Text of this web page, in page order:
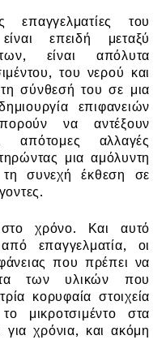
επαγγελματίες του
επειδή μεταξύ
είναι απόλυτα
του νερού και
σύνθεσή του σε μια
επιφανειών
να αντέξουν
απότομες αλλαγές
μια αμόλυντη
τη συνεχή έκθεση σε
χρόνο. Και αυτό
επαγγελματία, οι
που πρέπει να
των υλικών που
κορυφαία στοιχεία
μικροτσιμέντο στα
για χρόνια, και ακόμη